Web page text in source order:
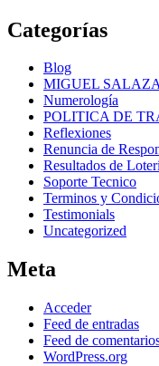
Categorías
Blog
MIGUEL
Numerología
POLITICA DE
Reflexiones
Renuncia de
Resultados de
Soporte Tecnico
Terminos y
Testimonials
Uncategorized
Meta
Acceder
Feed de entradas
Feed de
WordPress.org